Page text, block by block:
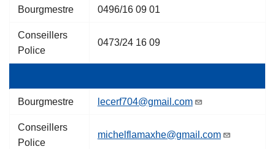
Bourgmestre 0496/16 09 01
Conseillers
Police
0473/24 16 09
Bourgmestre lecerf704@gmail.com
Conseillers
Police
michelflamaxhe@gmail.com